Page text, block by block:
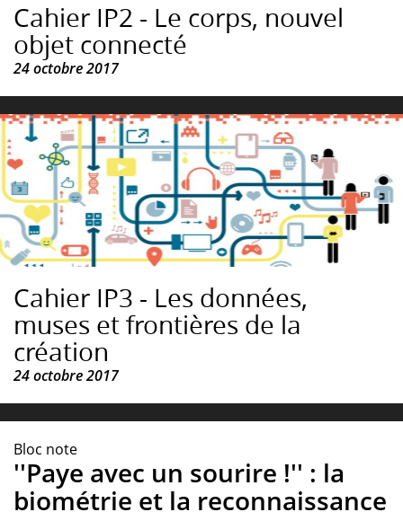
Cahier IP2 - Le corps, nouvel
objet connecté
24 octobre 2017
Cahier IP3 - Les données,
muses et frontières de la
création
24 octobre 2017
Bloc note
''Paye avec un sourire !'' : la
biométrie et la reconnaissance